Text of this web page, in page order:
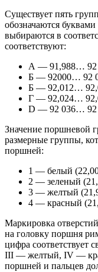
Существует пять
обозначаются
выбираются в
соответствуют:
А — 91,988… 92
Б — 92000… 92
Б — 92,012…
Г — 92,024…
D — 92 036… 92
Значение поршневой
размерные группы,
поршней:
1 — белый
2 — зеленый
3 — желтый
4 — красный
Маркировка
на головку поршня
цифра
III — желтый, IV —
поршней и пальцев